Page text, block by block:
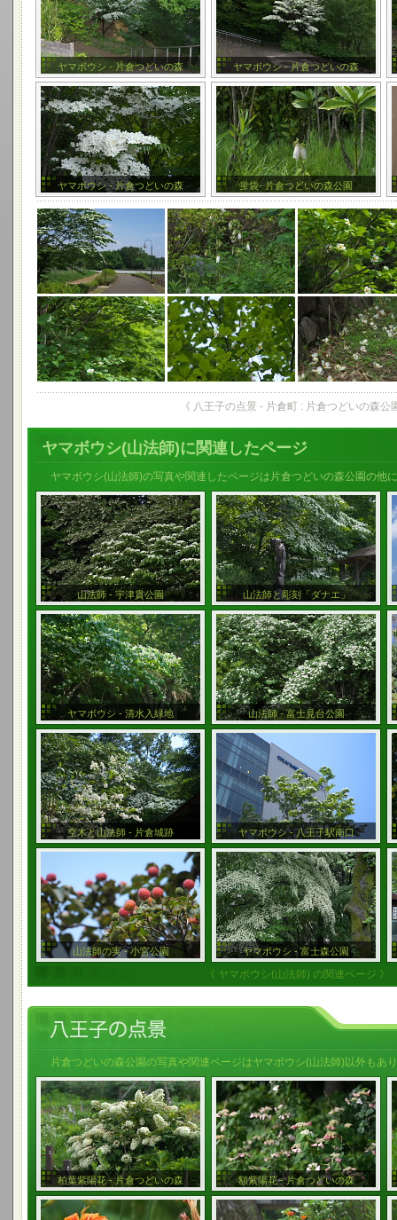
ヤマボウシ - 片倉つどいの森 ヤマボウシ - 片倉つどいの森
ヤマボウシ - 片倉つどいの森 蛍袋- 片倉つどいの森公園
《 八王子の点景 - 片倉町 : 片倉つどいの森公
ヤマボウシ(山法師)に関連したページ
ヤマボウシ(山法師)の写真や関連したページは片倉つどいの森公園の他
山法師 - 宇津貫公園 山法師と彫刻「ダナエ」
ヤマボウシ - 清水入緑地 山法師 - 富士見台公園
空木と山法師 - 片倉城跡 ヤマボウシ - 八王子駅南口
山法師の実 - 小宮公園 ヤマボウシ - 富士森公園
《 ヤマボウシ(山法師) の関連ページ 》
片倉つどいの森公園の写真や関連ページはヤマボウシ(山法師)以外もあ
柏葉紫陽花 - 片倉つどいの森 額紫陽花 - 片倉つどいの森